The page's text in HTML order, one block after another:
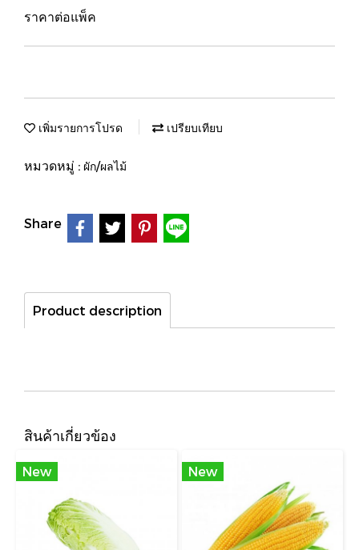
ราคาต่อแพ็ค
เพิ่มรายการโปรด เปรียบเทียบ
หมวดหมู่ : ผัก/ผลไม้
Share
Product description
สินค้าเกี่ยวข้อง
New New